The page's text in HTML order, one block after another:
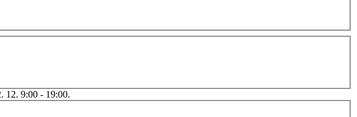
12. 9:00 - 19:00.